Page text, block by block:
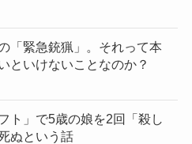
「緊急銃猟」。それって本
といけないことなのか？
ト」で5歳の娘を2回「殺し
ぬという話